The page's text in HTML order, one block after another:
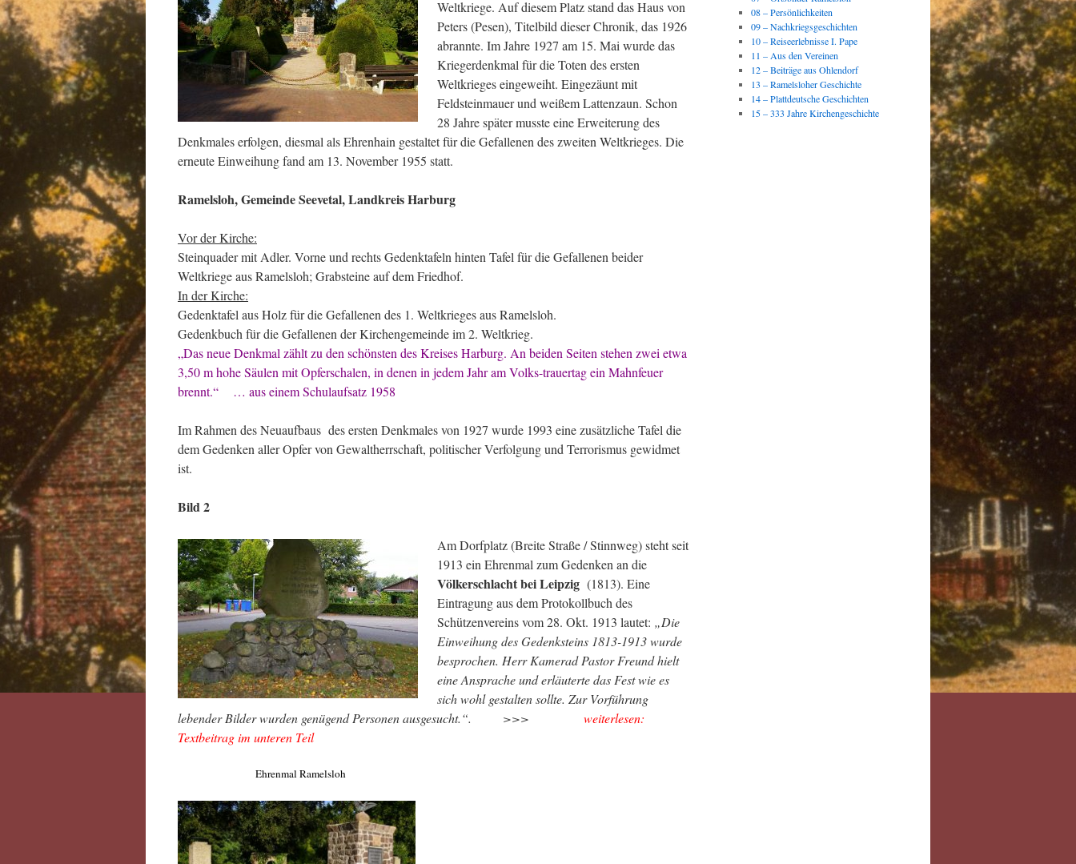
Weltkriege. Auf diesem Platz stand das Haus von
Peters (Pesen), Titelbild dieser Chronik, das 1926
abrannte. Im Jahre 1927 am 15. Mai wurde das
Kriegerdenkmal für die Toten des ersten
Weltkrieges eingeweiht. Eingezäunt mit
Feldsteinmauer und weißem Lattenzaun. Schon
28 Jahre später musste eine Erweiterung des
Denkmales erfolgen, diesmal als Ehrenhain gestaltet für die Gefallenen des zweiten Weltkrieges. Die
erneute Einweihung fand am 13. November 1955 statt.
Ramelsloh, Gemeinde Seevetal, Landkreis Harburg
Vor der Kirche:
Steinquader mit Adler. Vorne und rechts Gedenktafeln hinten Tafel für die Gefallenen beider
Weltkriege aus Ramelsloh; Grabsteine auf dem Friedhof.
In der Kirche:
Gedenktafel aus Holz für die Gefallenen des 1. Weltkrieges aus Ramelsloh.
Gedenkbuch für die Gefallenen der Kirchengemeinde im 2. Weltkrieg.
„Das neue Denkmal zählt zu den schönsten des Kreises Harburg. An beiden Seiten stehen zwei etwa
3,50 m hohe Säulen mit Opferschalen, in denen in jedem Jahr am Volks-trauertag ein Mahnfeuer
brennt.“ … aus einem Schulaufsatz 1958
Im Rahmen des Neuaufbaus des ersten Denkmales von 1927 wurde 1993 eine zusätzliche Tafel die
dem Gedenken aller Opfer von Gewaltherrschaft, politischer Verfolgung und Terrorismus gewidmet
ist.
Bild 2
Am Dorfplatz (Breite Straße / Stinnweg) steht seit
1913 ein Ehrenmal zum Gedenken an die
Völkerschlacht bei Leipzig (1813). Eine
Eintragung aus dem Protokollbuch des
Schützenvereins vom 28. Okt. 1913 lautet: „Die
Einweihung des Gedenksteins 1813-1913 wurde
besprochen. Herr Kamerad Pastor Freund hielt
eine Ansprache und erläuterte das Fest wie es
sich wohl gestalten sollte. Zur Vorführung
lebender Bilder wurden genügend Personen ausgesucht.“. >>> weiterlesen:
Textbeitrag im unteren Teil
Ehrenmal Ramelsloh
08 – Persönlichkeiten
09 – Nachkriegsgeschichten
10 – Reiseerlebnisse I. Pape
11 – Aus den Vereinen
12 – Beiträge aus Ohlendorf
13 – Ramelsloher Geschichte
14 – Plattdeutsche Geschichten
15 – 333 Jahre Kirchengeschichte